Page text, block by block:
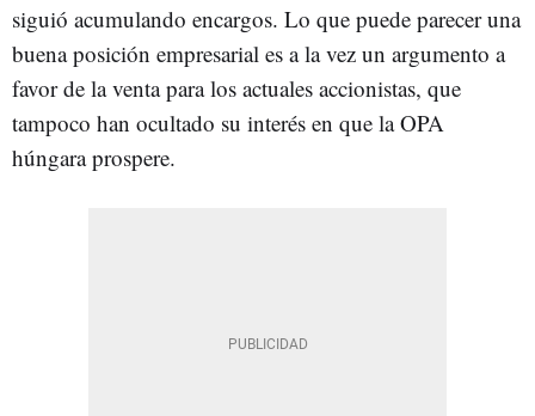
siguió acumulando encargos. Lo que puede parecer una
buena posición empresarial es a la vez un argumento a
favor de la venta para los actuales accionistas, que
tampoco han ocultado su interés en que la OPA
húngara prospere.